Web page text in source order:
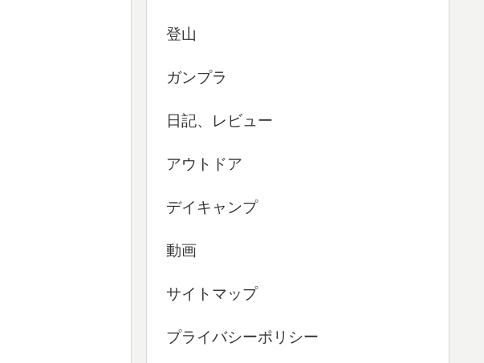
登山
ガンプラ
日記、レビュー
アウトドア
デイキャンプ
動画
サイトマップ
プライバシーポリシー